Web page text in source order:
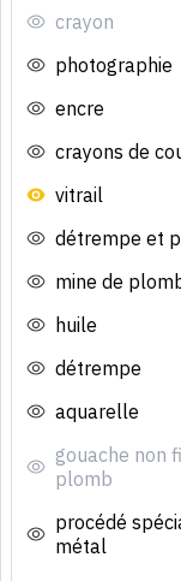
crayon
photographie
encre
crayons de
vitrail
détrempe et
mine de
huile
détrempe
aquarelle
gouache non
plomb
procédé
métal